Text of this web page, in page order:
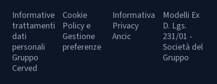
Informative
trattamenti
dati
personali
Gruppo
Cerved
Cookie
Policy e
Gestione
preferenze
Informativa
Privacy
Ancic
Modelli Ex
D. Lgs.
231/01 -
Società del
Gruppo